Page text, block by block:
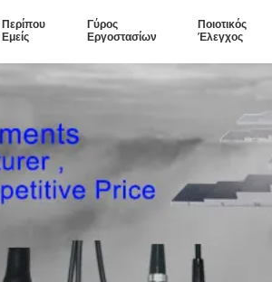
Περίπου
Εμείς
Γύρος
Εργοστασίων
Ποιοτικός
Έλεγχος